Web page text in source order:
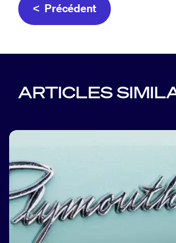
< Précédent
ARTICLES